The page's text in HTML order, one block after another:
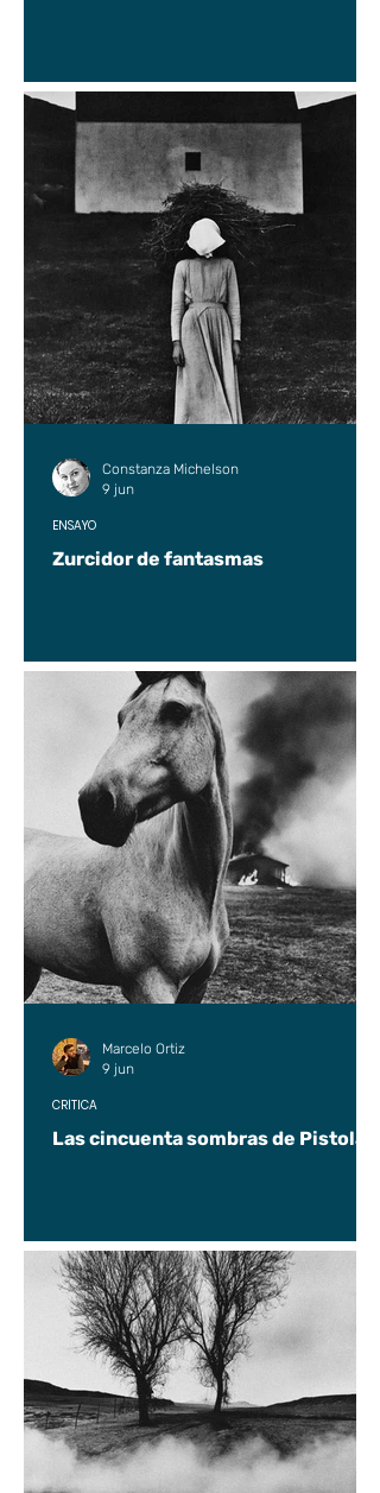
Zurcidor de fantasmas
ENSAYO
Constanza Michelson
9 jun
Las cincuenta sombras de Pistolas
CRÍTICA
Marcelo Ortiz
9 jun